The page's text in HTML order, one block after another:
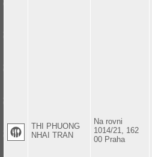
THI PHUONG
NHAI TRAN
Na rovni
1014/21, 162
00 Praha